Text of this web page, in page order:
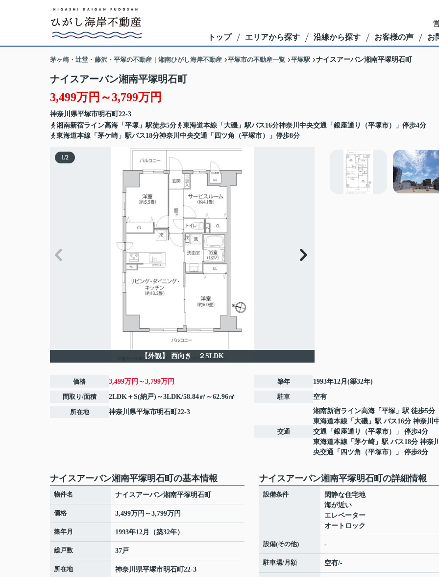
トップ エリアから探す 沿線から探す お客様の声 お
茅ヶ崎・辻堂・藤沢・平塚の不動産｜湘南ひがし海岸不動産 平塚市の不動産一覧 平塚駅 ナイスアーバン湘南平塚明石町
ナイスアーバン湘南平塚明石町
3,499万円～3,799万円
神奈川県平塚市明石町 22-3
湘南新宿ライン高海「平塚」駅徒歩5分
東海道本線「大磯」駅バス16分神奈川中央交通「銀座通り（平塚市）」停歩4分
東海道本線「茅ケ崎」駅バス18分神奈川中央交通「四ツ角（平塚市）」停歩8分
1/2
【外観】 西向き ２SLDK
価格 3,499万円～3,799万円
間取り/面積 2LDK＋S(納戸)～3LDK/58.84㎡～62.96㎡
所在地 神奈川県平塚市明石町 22-3
築年 1993年12月(築32年)
駐車 空有
交通
湘南新宿ライン高海 「 平塚 」駅 徒歩5分
東海道本線 「 大磯 」駅 バス16分 神奈川
交通「銀座通り（平塚市）」 停歩4分
東海道本線 「 茅ケ崎 」駅 バス18分 神奈
央交通「四ツ角（平塚市）」 停歩8分
ナイスアーバン湘南平塚明石町の基本情報
物件名 ナイスアーバン湘南平塚明石町
価格 3,499万円～3,799万円
築年月 1993年12月（築32年）
総戸数 37戸
所在地 神奈川県平塚市明石町 22-3
ナイスアーバン湘南平塚明石町の詳細情報
設備条件
閑静な住宅地
海が近い
エレベーター
オートロック
設備(その他) -
駐車場/月額 空有/-